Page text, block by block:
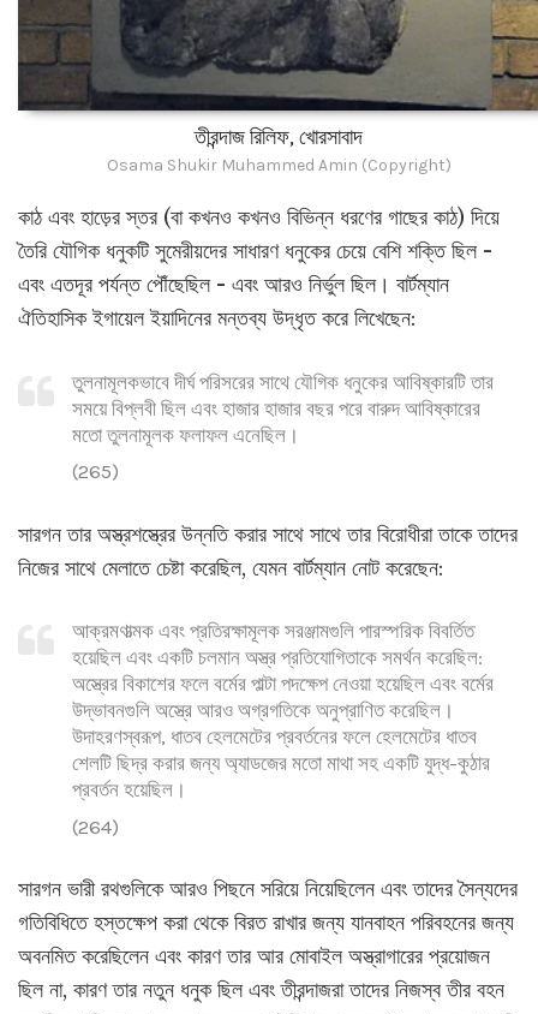
তীরন্দাজ রিলিফ, খোরসাবাদ
Osama Shukir Muhammed Amin (Copyright)
কাঠ এবং হাড়ের স্তর (বা কখনও কখনও বিভিন্ন ধরণের গাছের কাঠ) দিয়ে
তৈরি যৌগিক ধনুকটি সুমেরীয়দের সাধারণ ধনুকের চেয়ে বেশি শক্তি ছিল -
এবং এতদূর পর্যন্ত পৌঁছেছিল - এবং আরও নির্ভুল ছিল। বার্টম্যান
ঐতিহাসিক ইগায়েল ইয়াদিনের মন্তব্য উদ্ধৃত করে লিখেছেন:
তুলনামূলকভাবে দীর্ঘ পরিসরের সাথে যৌগিক ধনুকের আবিষ্কারটি তার
সময়ে বিপ্লবী ছিল এবং হাজার হাজার বছর পরে বারুদ আবিষ্কারের
মতো তুলনামূলক ফলাফল এনেছিল।
(265)
সারগন তার অস্ত্রশস্ত্রের উন্নতি করার সাথে সাথে তার বিরোধীরা তাকে তাদের
নিজের সাথে মেলাতে চেষ্টা করেছিল, যেমন বার্টম্যান নোট করেছেন:
আক্রমণাত্মক এবং প্রতিরক্ষামূলক সরঞ্জামগুলি পারস্পরিক বিবর্তিত
হয়েছিল এবং একটি চলমান অস্ত্র প্রতিযোগিতাকে সমর্থন করেছিল:
অস্ত্রের বিকাশের ফলে বর্মের পাল্টা পদক্ষেপ নেওয়া হয়েছিল এবং বর্মের
উদ্ভাবনগুলি অস্ত্রে আরও অগ্রগতিকে অনুপ্রাণিত করেছিল।
উদাহরণস্বরূপ, ধাতব হেলমেটের প্রবর্তনের ফলে হেলমেটের ধাতব
শেলটি ছিদ্র করার জন্য অ্যাডজের মতো মাথা সহ একটি যুদ্ধ-কুঠার
প্রবর্তন হয়েছিল।
(264)
সারগন ভারী রথগুলিকে আরও পিছনে সরিয়ে নিয়েছিলেন এবং তাদের সৈন্যদের
গতিবিধিতে হস্তক্ষেপ করা থেকে বিরত রাখার জন্য যানবাহন পরিবহনের জন্য
অবনমিত করেছিলেন এবং কারণ তার আর মোবাইল অস্ত্রাগারের প্রয়োজন
ছিল না, কারণ তার নতুন ধনুক ছিল এবং তীরন্দাজরা তাদের নিজস্ব তীর বহন